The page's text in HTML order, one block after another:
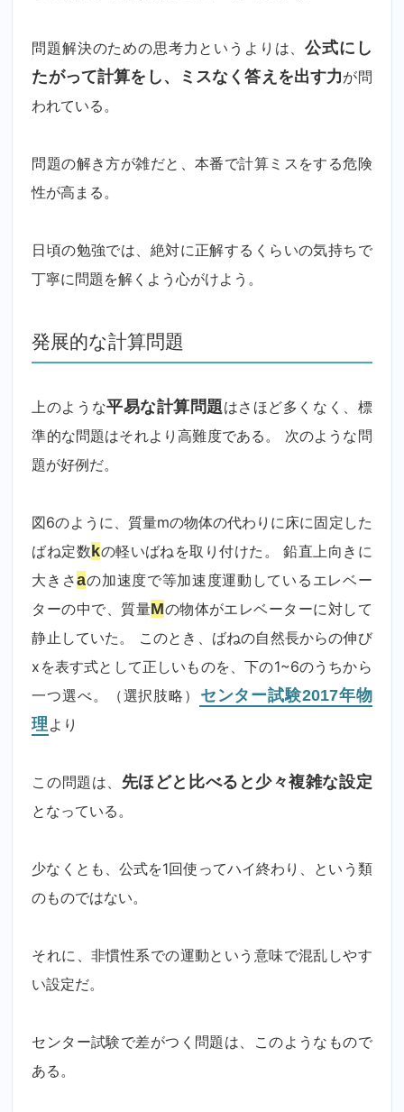
問題解決のための思考力というよりは、公式にし
たがって計算をし、ミスなく答えを出す力が問
われている。
問題の解き方が雑だと、本番で計算ミスをする危険
性が高まる。
日頃の勉強では、絶対に正解するくらいの気持ちで
丁寧に問題を解くよう心がけよう。
発展的な計算問題
上のような平易な計算問題はさほど多くなく、標
準的な問題はそれより高難度である。 次のような問
題が好例だ。
図6のように、質量mの物体の代わりに床に固定した
ばね定数 kの軽いばねを取り付けた。 鉛直上向きに
大きさaの加速度で等加速度運動しているエレベー
ターの中で、質量Mの物体がエレベーターに対して
静止していた。 このとき、ばねの自然長からの伸び
xを表す式として正しいものを、下の1~6のうちから
一つ選べ。（選択肢略）
センター試験2017年物
理 より
この問題は、 先ほどと比べると少々複雑な設定
となっている。
少なくとも、公式を1回使ってハイ終わり、という類
のものではない。
それに、非慣性系での運動という意味で混乱しやす
い設定だ。
センター試験で差がつく問題は、このようなもので
ある。